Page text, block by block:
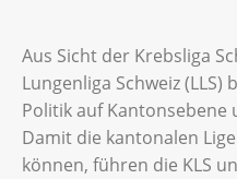
Aus Sicht der Krebsliga
Lungenliga Schweiz
Politik auf Kantonsebene
Damit die kantonalen
können, führen die KLS